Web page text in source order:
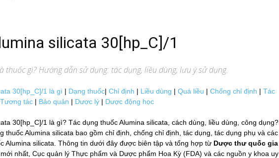
silicata 30[hp_C]/1
thuốc gì? Hướng dẫn sử dụng: tác dụng, liều dùng, lưu ý sử dụng.
30[hp_C]/1 là gì | Dạng thuốc| Chỉ định | Liều dùng | Quá liều | Chống chỉ định | Tác
Tương tác | Bảo quản | Dược lý | Dược động học
30[hp_C]/1 là gì? Tác dụng thuốc Alumina silicata, cách dùng, liều dùng, công dụng?
thuốc Alumina silicata bao gồm chỉ định, chống chỉ định, tác dụng, tác dụng phụ và các
Alumina silicata. Thông tin dưới đây được biên tập và tổng hợp từ Dược thư quốc gia
nhất, Cục quản lý Thực phẩm và Dược phẩm Hoa Kỳ (FDA) và các nguồn y khoa uy